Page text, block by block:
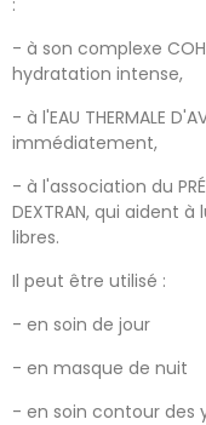
- à son complexe
hydratation intense,
- à l'EAU THERMALE
immédiatement,
- à l'association du PRÉ-
DEXTRAN, qui aident
libres.
Il peut être utilisé :
- en soin de jour
- en masque de nuit
- en soin contour des